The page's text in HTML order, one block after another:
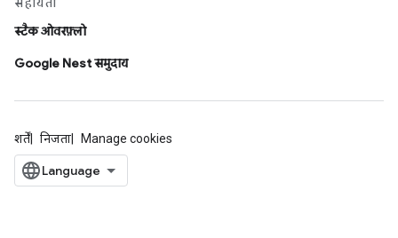
स्टैक ओवरफ़्लो
Google Nest समुदाय
शर्तें निजता Manage cookies